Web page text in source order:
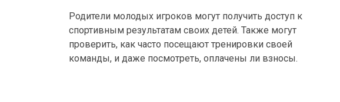
Родители молодых игроков могут получить доступ к
спортивным результатам своих детей. Также могут
проверить, как часто посещают тренировки своей
команды, и даже посмотреть, оплачены ли взносы.